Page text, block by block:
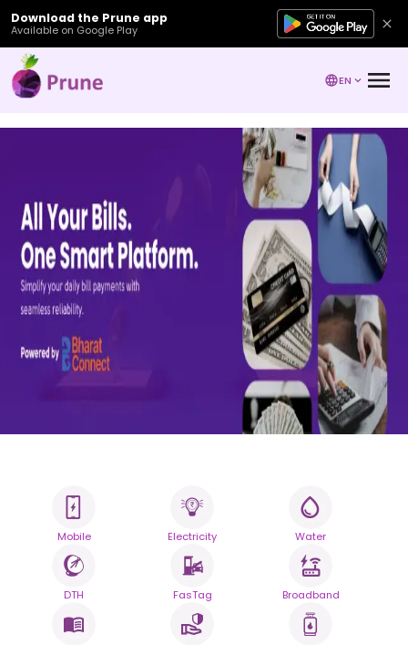
Download the Prune app
Available on Google Play
EN
جميع فواتيرك.
منصة ذكية واحدة.
بسّط دفع فواتيرك اليومية مع
Mobile Electricity Water
DTH FasTag Broadband